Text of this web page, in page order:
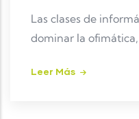
Las clases de
dominar la
Leer Más